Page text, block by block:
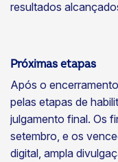
resultados
Próximas etapas
Após o
pelas etapas de
julgamento final. Os
setembro, e os
digital, ampla